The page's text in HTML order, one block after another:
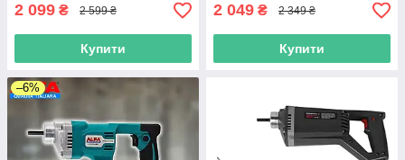
2 099 ₴ 2 599 ₴
Купити
2 049 ₴ 2 349 ₴
Купити
–6%